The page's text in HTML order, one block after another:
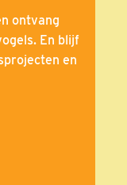
ontvang
En blijf
en